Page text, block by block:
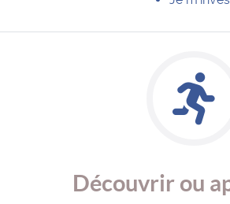
Découvrir ou